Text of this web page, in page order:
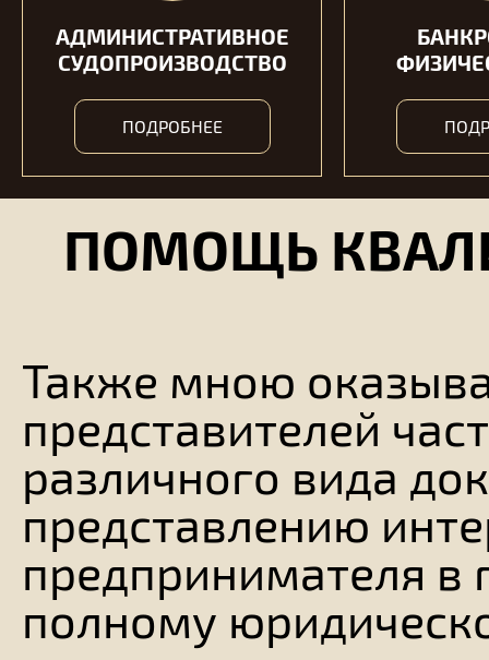
АДМИНИСТРАТИВНОЕ
СУДОПРОИЗВОДСТВО
ПОДРОБНЕЕ
ПОМОЩЬ
Также мною
представителей
различного вида
представлению
предпринимателя в
полному